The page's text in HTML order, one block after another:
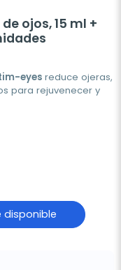
ojos, 15 ml +
eyes reduce ojeras,
para rejuvenecer y
disponible